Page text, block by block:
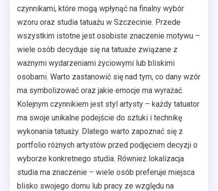
czynnikami, które mogą wpłynąć na finalny wybór
wzoru oraz studia tatuażu w Szczecinie. Przede
wszystkim istotne jest osobiste znaczenie motywu –
wiele osób decyduje się na tatuaże związane z
ważnymi wydarzeniami życiowymi lub bliskimi
osobami. Warto zastanowić się nad tym, co dany wzór
ma symbolizować oraz jakie emocje ma wyrażać.
Kolejnym czynnikiem jest styl artysty – każdy tatuator
ma swoje unikalne podejście do sztuki i technikę
wykonania tatuaży. Dlatego warto zapoznać się z
portfolio różnych artystów przed podjęciem decyzji o
wyborze konkretnego studia. Również lokalizacja
studia ma znaczenie – wiele osób preferuje miejsca
blisko swojego domu lub pracy ze względu na